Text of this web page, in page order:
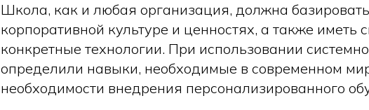
Школа, как и любая организация, должна
корпоративной культуре и ценностях, а также иметь
конкретные технологии. При использовании
определили навыки, необходимые в современном
необходимости внедрения персонализированного